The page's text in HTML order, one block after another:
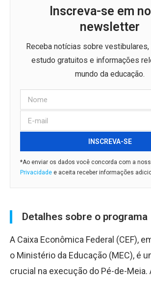
Inscreva-se em
newsletter
Receba notícias sobre
estudo gratuitos e informações
mundo da educação.
INSCREVA-SE
*Ao enviar os dados você concorda com a
Privacidade e aceita receber informações
Detalhes sobre o programa
A Caixa Econômica Federal (CEF),
o Ministério da Educação (MEC), é
crucial na execução do Pé-de-Meia.